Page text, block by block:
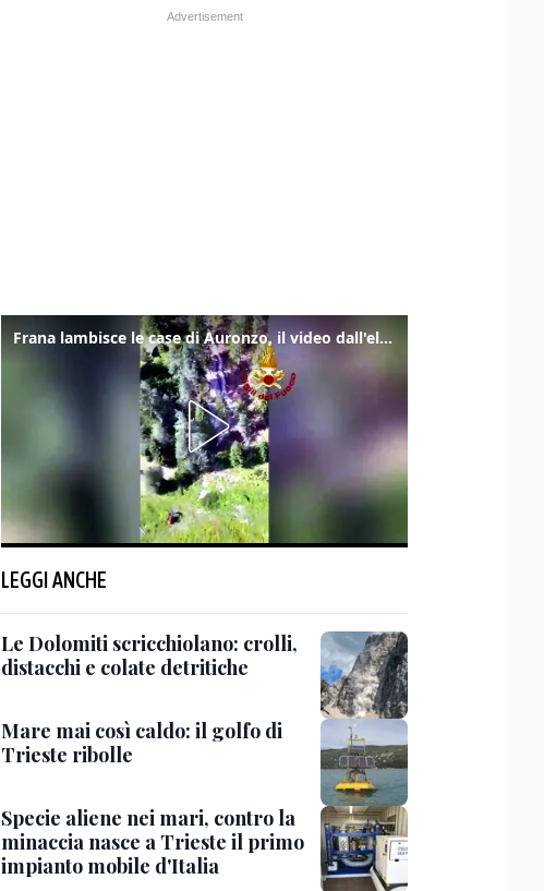
Frana lambisce le case di Auronzo, il video dall'elicottero dei vigili del fuoco
LEGGI ANCHE
Le Dolomiti scricchiolano: crolli,
distacchi e colate detritiche
Mare mai così caldo: il golfo di
Trieste ribolle
Specie aliene nei mari, contro la
minaccia nasce a Trieste il primo
impianto mobile d'Italia